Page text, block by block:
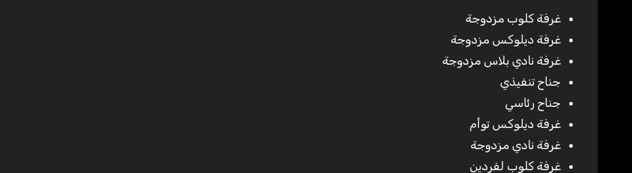
غرفة كلوب مزدوجة
غرفة ديلوكس مزدوجة
غرفة نادي بلاس مزدوجة
جناح تنفيذي
جناح رئاسي
غرفة ديلوكس توأم
غرفة نادي مزدوجة
غرفة كلوب لفردين